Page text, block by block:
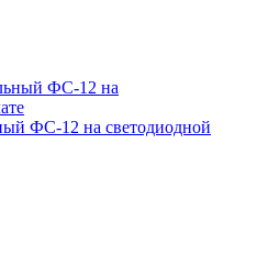
ФС-12 на светодиодной